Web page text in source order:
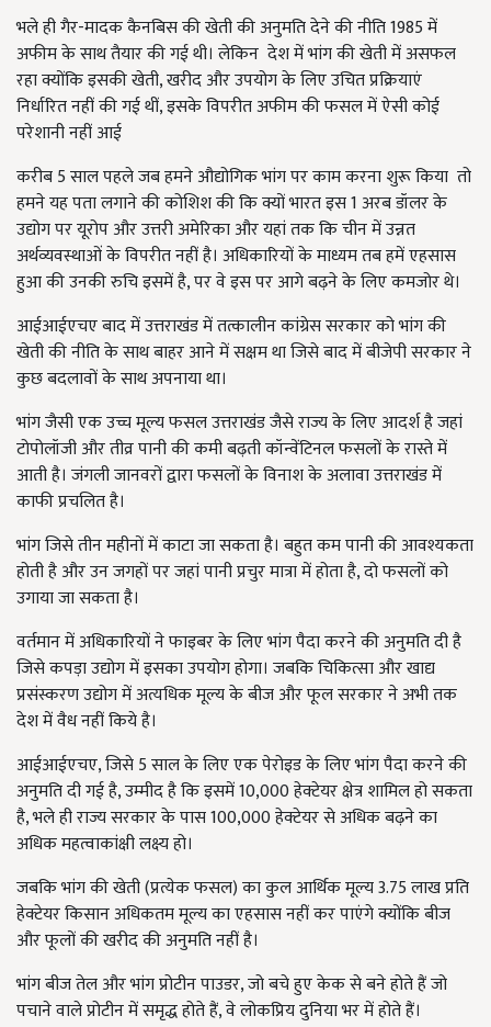
भले ही गैर-मादक कैनबिस की खेती की अनुमति देने की नीति 1985 में
अफीम के साथ तैयार की गई थी। लेकिन देश में भांग की खेती में असफल
रहा क्योंकि इसकी खेती, खरीद और उपयोग के लिए उचित प्रक्रियाएं
निर्धारित नहीं की गई थीं, इसके विपरीत अफीम की फसल में ऐसी कोई
परेशानी नहीं आई
करीब 5 साल पहले जब हमने औद्योगिक भांग पर काम करना शुरू किया तो
हमने यह पता लगाने की कोशिश की कि क्यों भारत इस 1 अरब डॉलर के
उद्योग पर यूरोप और उत्तरी अमेरिका और यहां तक कि चीन में उन्नत
अर्थव्यवस्थाओं के विपरीत नहीं है। अधिकारियों के माध्यम तब हमें एहसास
हुआ की उनकी रुचि इसमें है, पर वे इस पर आगे बढ़ने के लिए कमजोर थे।
आईआईएचए बाद में उत्तराखंड में तत्कालीन कांग्रेस सरकार को भांग की
खेती की नीति के साथ बाहर आने में सक्षम था जिसे बाद में बीजेपी सरकार ने
कुछ बदलावों के साथ अपनाया था।
भांग जैसी एक उच्च मूल्य फसल उत्तराखंड जैसे राज्य के लिए आदर्श है जहां
टोपोलॉजी और तीव्र पानी की कमी बढ़ती कॉन्वेंटिनल फसलों के रास्ते में
आती है। जंगली जानवरों द्वारा फसलों के विनाश के अलावा उत्तराखंड में
काफी प्रचलित है।
भांग जिसे तीन महीनों में काटा जा सकता है। बहुत कम पानी की आवश्यकता
होती है और उन जगहों पर जहां पानी प्रचुर मात्रा में होता है, दो फसलों को
उगाया जा सकता है।
वर्तमान में अधिकारियों ने फाइबर के लिए भांग पैदा करने की अनुमति दी है
जिसे कपड़ा उद्योग में इसका उपयोग होगा। जबकि चिकित्सा और खाद्य
प्रसंस्करण उद्योग में अत्यधिक मूल्य के बीज और फूल सरकार ने अभी तक
देश में वैध नहीं किये है।
आईआईएचए, जिसे 5 साल के लिए एक पेरोइड के लिए भांग पैदा करने की
अनुमति दी गई है, उम्मीद है कि इसमें 10,000 हेक्टेयर क्षेत्र शामिल हो सकता
है, भले ही राज्य सरकार के पास 100,000 हेक्टेयर से अधिक बढ़ने का
अधिक महत्वाकांक्षी लक्ष्य हो।
जबकि भांग की खेती (प्रत्येक फसल) का कुल आर्थिक मूल्य 3.75 लाख प्रति
हेक्टेयर किसान अधिकतम मूल्य का एहसास नहीं कर पाएंगे क्योंकि बीज
और फूलों की खरीद की अनुमति नहीं है।
भांग बीज तेल और भांग प्रोटीन पाउडर, जो बचे हुए केक से बने होते हैं जो
पचाने वाले प्रोटीन में समृद्ध होते हैं, वे लोकप्रिय दुनिया भर में होते हैं।